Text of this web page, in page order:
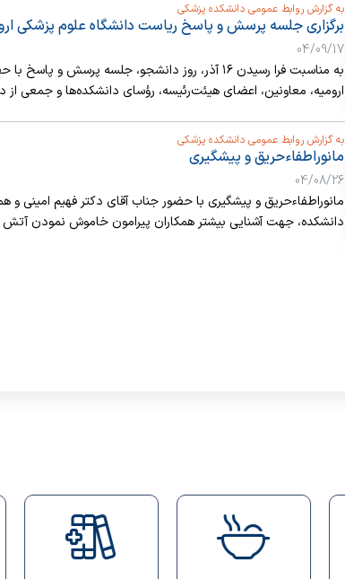
به گزارش روابط عمومی دانشکده پزشکی
برگزاری جلسه پرسش و پاسخ ریاست دانشگاه علوم پزشکی
روز دانشجو
04/09/17
به مناسبت فرا رسیدن ۱۶ آذر، روز دانشجو، جلسه پرسش
ارومیه، معاونین، اعضای هیئت‌رئیسه، رؤسای دانشکده‌ها و جمعی از
ّبه گزارش روابط عمومی دانشکده پزشکی
مانوراطفاءحریق و پیشگیری
04/08/26
مانوراطفاءحریق و پیشگیری با حضور جناب آقای دکتر فهیم امینی
دانشکده، جهت آشنایی بیشتر همکاران پیرامون خاموش نمودن